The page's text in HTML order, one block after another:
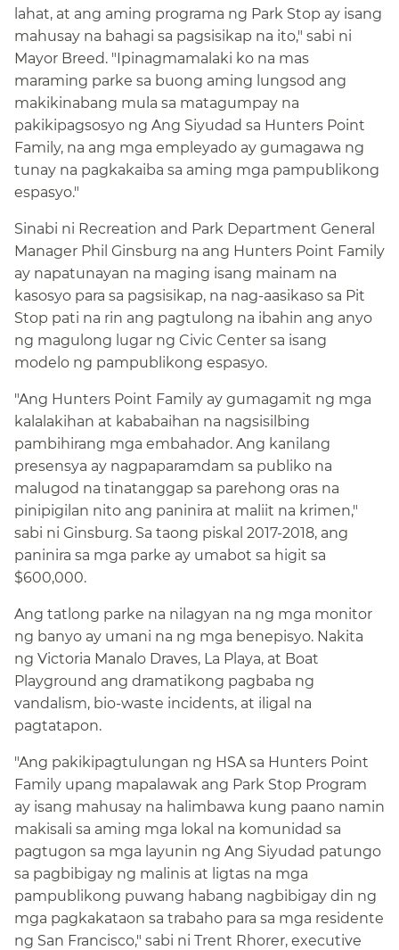
lahat, at ang aming programa ng Park Stop ay isang
mahusay na bahagi sa pagsisikap na ito," sabi ni
Mayor Breed. "Ipinagmamalaki ko na mas
maraming parke sa buong aming lungsod ang
makikinabang mula sa matagumpay na
pakikipagsosyo ng Ang Siyudad sa Hunters Point
Family, na ang mga empleyado ay gumagawa ng
tunay na pagkakaiba sa aming mga pampublikong
espasyo."​​
Sinabi ni Recreation and Park Department General
Manager Phil Ginsburg na ang Hunters Point Family
ay napatunayan na maging isang mainam na
kasosyo para sa pagsisikap, na nag-aasikaso sa Pit
Stop pati na rin ang pagtulong na ibahin ang anyo
ng magulong lugar ng Civic Center sa isang
modelo ng pampublikong espasyo.​​
"Ang Hunters Point Family ay gumagamit ng mga
kalalakihan at kababaihan na nagsisilbing
pambihirang mga embahador. Ang kanilang
presensya ay nagpaparamdam sa publiko na
malugod na tinatanggap sa parehong oras na
pinipigilan nito ang paninira at maliit na krimen,"
sabi ni Ginsburg. Sa taong piskal 2017-2018, ang
paninira sa mga parke ay umabot sa higit sa
$600,000.​​
Ang tatlong parke na nilagyan na ng mga monitor
ng banyo ay umani na ng mga benepisyo. Nakita
ng Victoria Manalo Draves, La Playa, at Boat
Playground ang dramatikong pagbaba ng
vandalism, bio-waste incidents, at iligal na
pagtatapon.​​
"Ang pakikipagtulungan ng HSA sa Hunters Point
Family upang mapalawak ang Park Stop Program
ay isang mahusay na halimbawa kung paano namin
makisali sa aming mga lokal na komunidad sa
pagtugon sa mga layunin ng Ang Siyudad patungo
sa pagbibigay ng malinis at ligtas na mga
pampublikong puwang habang nagbibigay din ng
mga pagkakataon sa trabaho para sa mga residente
ng San Francisco," sabi ni Trent Rhorer, executive